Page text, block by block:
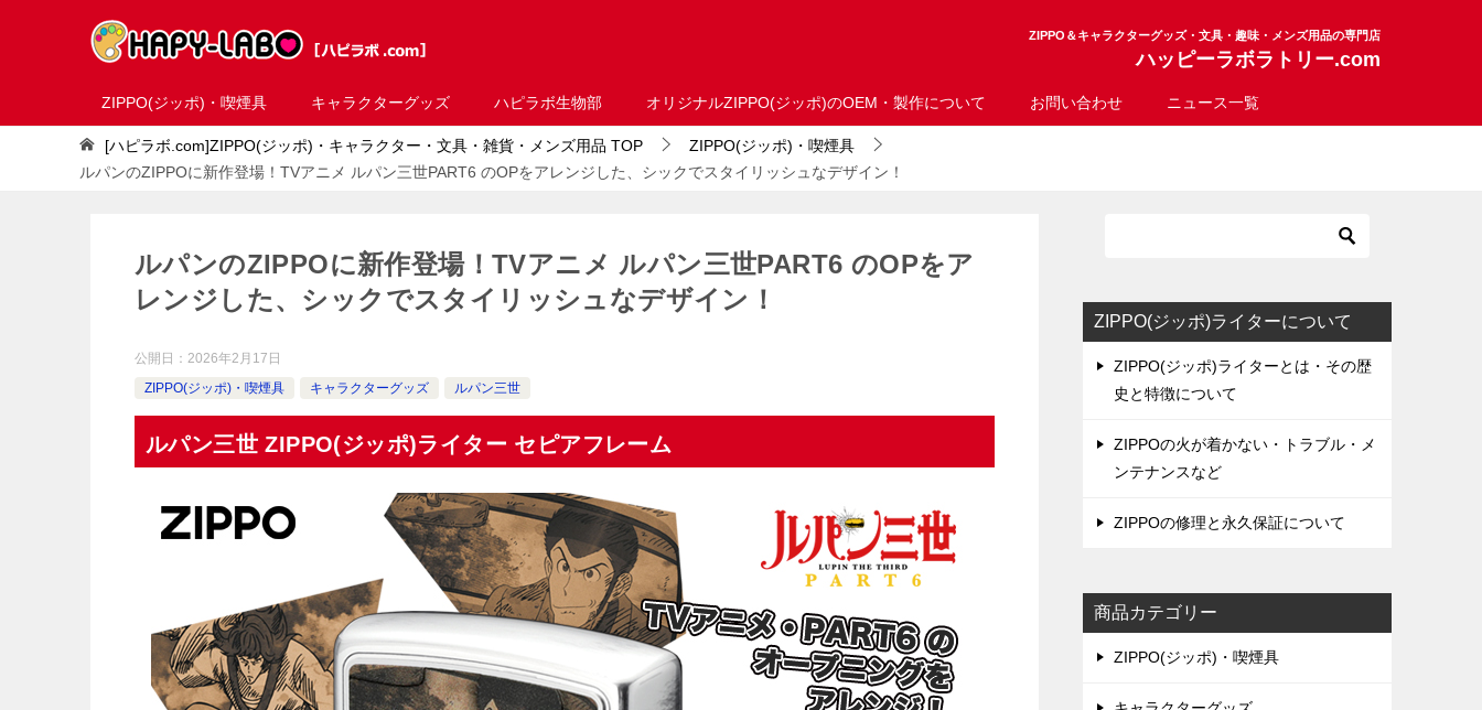
ZIPPO＆キャラクターグッズ・文具・趣味・メンズ用品の専門店
ハッピーラボラトリー.com
ZIPPO(ジッポ)・喫煙具 キャラクターグッズ ハピラボ生物部 オリジナルZIPPO(ジッポ)のOEM・製作について お問い合わせ ニュース一覧
[ハピラボ.com]ZIPPO(ジッポ)・キャラクター・文具・雑貨・メンズ用品 TOP
ZIPPO(ジッポ)・喫煙具
ルパンのZIPPOに新作登場！TVアニメ ルパン三世PART6 のOPをアレンジした、シックでスタイリッシュなデザイン！
ルパンのZIPPOに新作登場！TVアニメ ルパン三世PART6 のOPをア
レンジした、シックでスタイリッシュなデザイン！
公開日： 2026年2月17日
ZIPPO(ジッポ)・喫煙具
キャラクターグッズ ルパン三世
ルパン三世 ZIPPO(ジッポ)ライター セピアフレーム
ZIPPO(ジッポ)ライターについて
ZIPPO(ジッポ)ライターとは・その歴
史と特徴について
ZIPPOの火が着かない・トラブル・メ
ンテナンスなど
ZIPPOの修理と永久保証について
商品カテゴリー
ZIPPO(ジッポ)・喫煙具